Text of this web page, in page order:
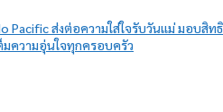
Pacific ส่งต่อความใส่ใจรับวันแม่ มอบสิทธิ
ความอุ่นใจทุกครอบครัว